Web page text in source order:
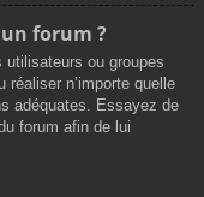
forum ?
ou groupes
réaliser n’importe quelle
adéquates. Essayez de
forum afin de lui